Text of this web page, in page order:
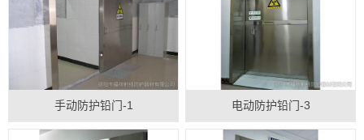
手动防护铅门-1 电动防护铅门-3